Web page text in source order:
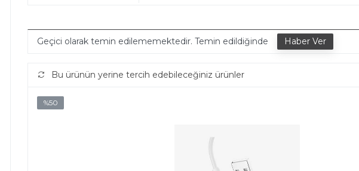
Geçici olarak temin edilememektedir. Temin edildiğinde
Bu ürünün yerine tercih edebileceğiniz ürünler
%50